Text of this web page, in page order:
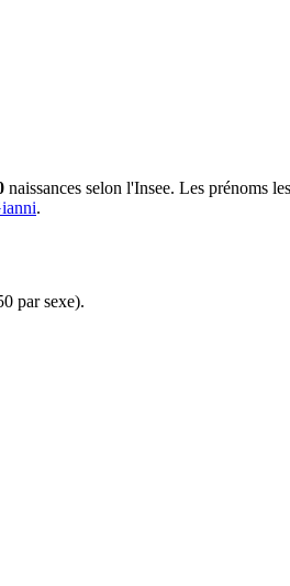
naissances selon l'Insee. Les prénoms
.
par sexe).